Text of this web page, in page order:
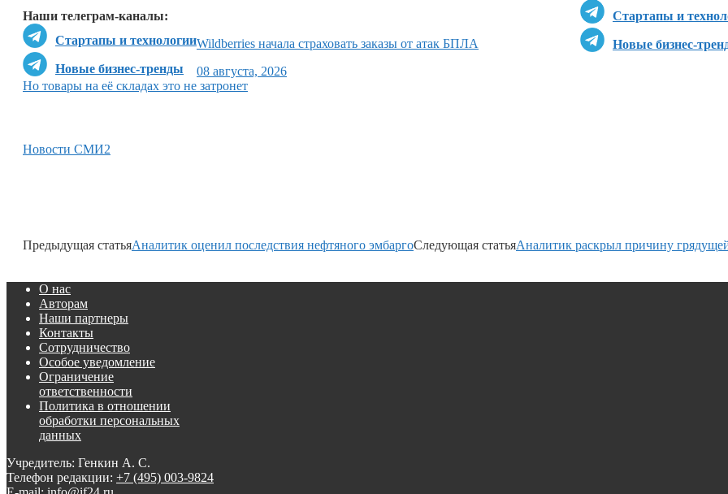
Стартапы и
Новые бизнес-
Наши телеграм-каналы:
Стартапы и технологии
Новые бизнес-тренды
Wildberries начала страховать заказы от атак БПЛА
08 августа, 2026
Но товары на её складах это не затронет
Новости СМИ2
Предыдущая статьяАналитик оценил последствия нефтяного эмбаргоСледующая статьяАналитик раскрыл причину
О нас
Авторам
Наши партнеры
Контакты
Сотрудничество
Особое уведомление
Ограничение
ответственности
Политика в отношении
обработки персональных
данных
Учредитель: Генкин А. С.
Телефон редакции: +7 (495) 003-9824